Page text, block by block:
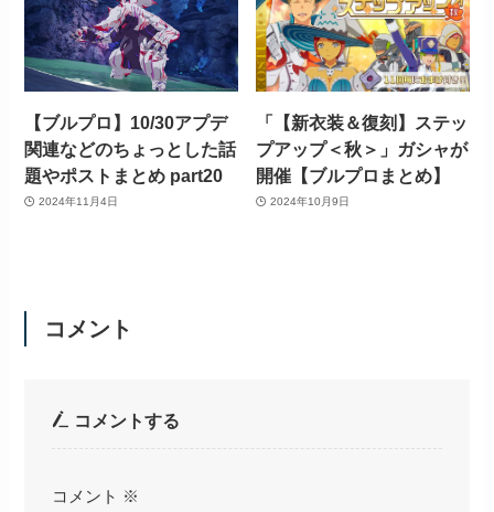
【ブルプロ】10/30アプデ
関連などのちょっとした話
題やポストまとめ part20
2024年11月4日
「【新衣装＆復刻】ステッ
プアップ＜秋＞」ガシャが
開催【ブルプロまとめ】
2024年10月9日
コメント
コメントする
コメント ※